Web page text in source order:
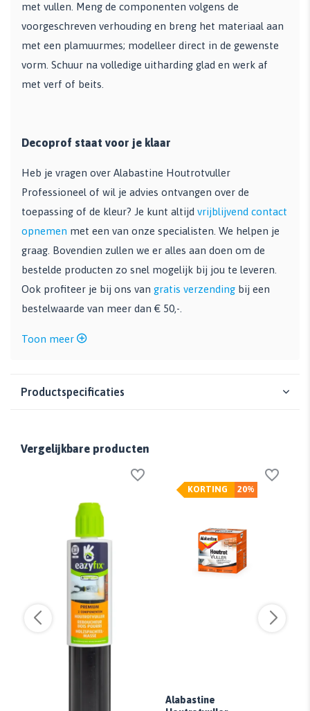
met vullen. Meng de componenten volgens de
voorgeschreven verhouding en breng het materiaal aan
met een plamuurmes; modelleer direct in de gewenste
vorm. Schuur na volledige uitharding glad en werk af
met verf of beits.
Decoprof staat voor je klaar
Heb je vragen over Alabastine Houtrotvuller
Professioneel of wil je advies ontvangen over de
toepassing of de kleur? Je kunt altijd vrijblijvend contact
opnemen met een van onze specialisten. We helpen je
graag. Bovendien zullen we er alles aan doen om de
bestelde producten zo snel mogelijk bij jou te leveren.
Ook profiteer je bij ons van gratis verzending bij een
bestelwaarde van meer dan € 50,-.
Toon meer
Productspecificaties
Vergelijkbare producten
20%
KORTING
Alabastine